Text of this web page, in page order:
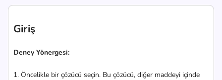
Giriş
Deney Yönergesi:
1. Öncelikle bir çözücü seçin. Bu çözücü, diğer maddeyi içinde